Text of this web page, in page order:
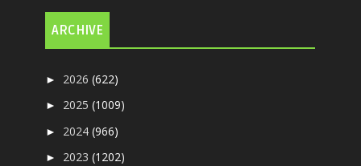
ARCHIVE
► 2026(622)
► 2025(1009)
► 2024(966)
► 2023(1202)